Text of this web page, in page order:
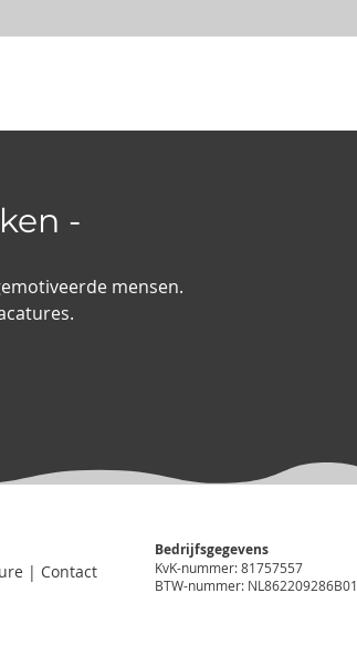
-
mensen.
| Contact
Bedrijfsgegevens
KvK-nummer: 81757557
BTW-nummer: NL862209286B01